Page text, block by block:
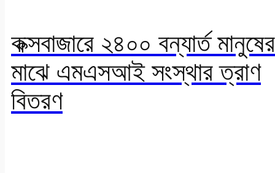
কক্সবাজারে ২৪০০ বন্যার্ত মানুষের
মাঝে এমএসআই সংস্থার ত্রাণ
বিতরণ